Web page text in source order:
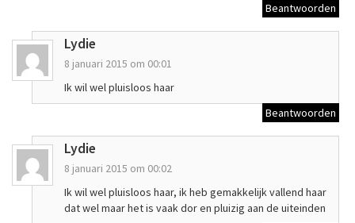
Beantwoorden
Lydie
8 januari 2015 om 00:01
Ik wil wel pluisloos haar
Beantwoorden
Lydie
8 januari 2015 om 00:02
Ik wil wel pluisloos haar, ik heb gemakkelijk vallend haar
dat wel maar het is vaak dor en pluizig aan de uiteinden